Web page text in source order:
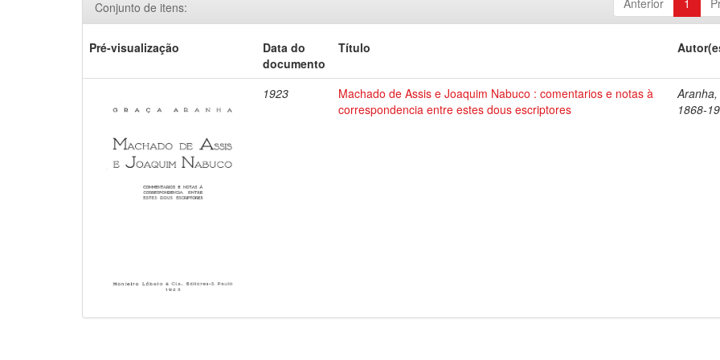
Anterior 1
Conjunto de itens:
Pré-visualização
Data do
documento
Título
1923
Machado de Assis e Joaquim Nabuco : comentarios e notas à
correspondencia entre estes dous escriptores
1868-